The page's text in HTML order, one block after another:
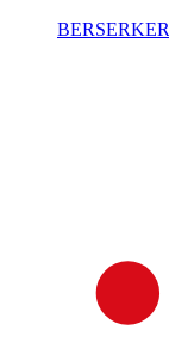
BERSERKER